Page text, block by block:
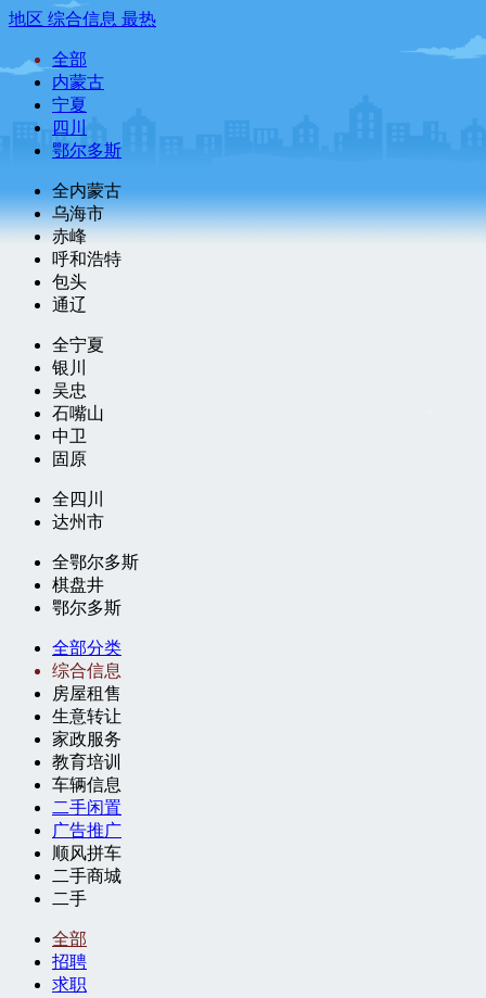
地区 综合信息 最热
全部
内蒙古
宁夏
四川
鄂尔多斯
全内蒙古
乌海市
赤峰
呼和浩特
包头
通辽
全宁夏
银川
吴忠
石嘴山
中卫
固原
全四川
达州市
全鄂尔多斯
棋盘井
鄂尔多斯
全部分类
综合信息
房屋租售
生意转让
家政服务
教育培训
车辆信息
二手闲置
广告推广
顺风拼车
二手商城
二手
全部
招聘
求职